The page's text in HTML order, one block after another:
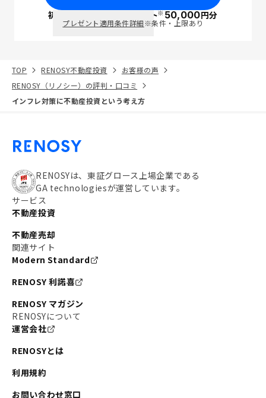
初回面談で ポイント※50,000円分
プレゼント適用条件詳細※条件・上限あり
TOP RENOSY不動産投資
お客様の声
RENOSY（リノシー）の評判・口コミ
インフレ対策に不動産投資という考え方
RENOSYは、東証グロース上場企業である
GA technologiesが運営しています。
サービス
不動産投資
不動産売却
関連サイト
Modern Standard
RENOSY 利諾喜
RENOSY マガジン
RENOSYについて
運営会社
RENOSYとは
利用規約
お問い合わせ窓口